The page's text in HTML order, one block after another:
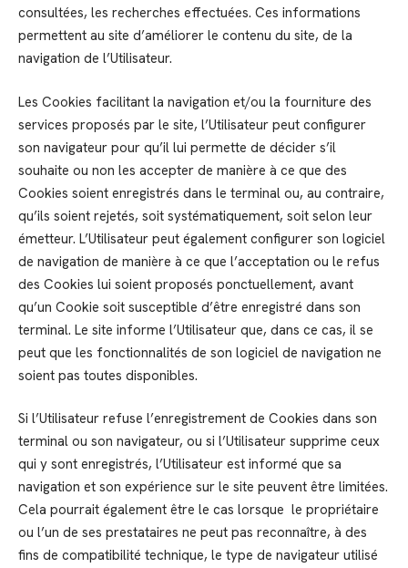
consultées, les recherches effectuées. Ces informations
permettent au site d’améliorer le contenu du site, de la
navigation de l’Utilisateur.
Les Cookies facilitant la navigation et/ou la fourniture des
services proposés par le site, l’Utilisateur peut configurer
son navigateur pour qu’il lui permette de décider s’il
souhaite ou non les accepter de manière à ce que des
Cookies soient enregistrés dans le terminal ou, au contraire,
qu’ils soient rejetés, soit systématiquement, soit selon leur
émetteur. L’Utilisateur peut également configurer son logiciel
de navigation de manière à ce que l’acceptation ou le refus
des Cookies lui soient proposés ponctuellement, avant
qu’un Cookie soit susceptible d’être enregistré dans son
terminal. Le site informe l’Utilisateur que, dans ce cas, il se
peut que les fonctionnalités de son logiciel de navigation ne
soient pas toutes disponibles.
Si l’Utilisateur refuse l’enregistrement de Cookies dans son
terminal ou son navigateur, ou si l’Utilisateur supprime ceux
qui y sont enregistrés, l’Utilisateur est informé que sa
navigation et son expérience sur le site peuvent être limitées.
Cela pourrait également être le cas lorsque le propriétaire
ou l’un de ses prestataires ne peut pas reconnaître, à des
fins de compatibilité technique, le type de navigateur utilisé